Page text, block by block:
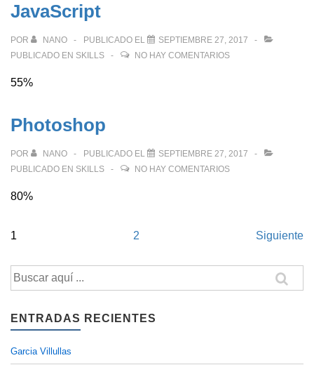
JavaScript
POR NANO PUBLICADO EL
SEPTIEMBRE 27, 2017
PUBLICADO EN SKILLS NO HAY COMENTARIOS
55%
Photoshop
POR NANO PUBLICADO EL
SEPTIEMBRE 27, 2017
PUBLICADO EN SKILLS NO HAY COMENTARIOS
80%
Navegación
de
entradas
1 2 Siguiente
Buscar
por:
ENTRADAS RECIENTES
Garcia Villullas